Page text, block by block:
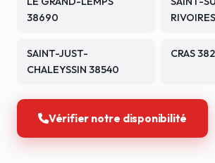
38690
SAINT-JUST-
CHALEYSSIN 38540
CRAS
Vérifier notre disponibilité